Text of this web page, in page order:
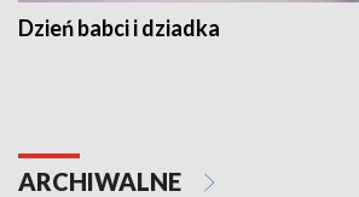
Dzień babci i dziadka
ARCHIWALNE